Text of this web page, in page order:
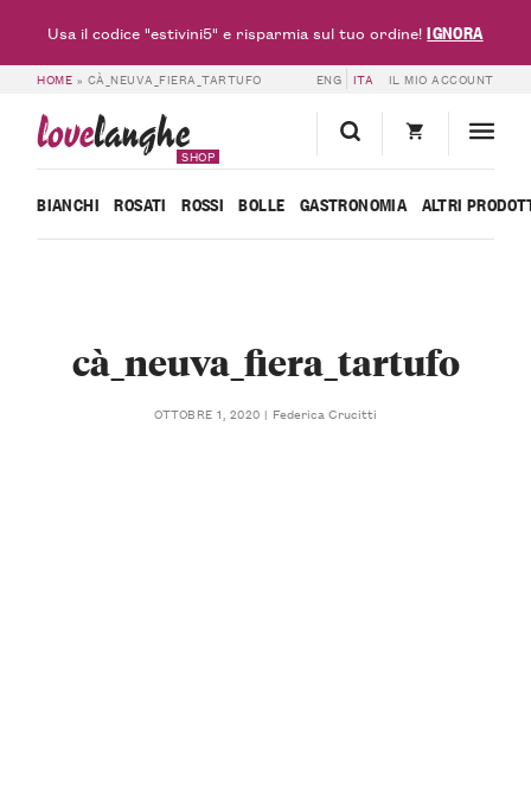
HOME » CÀ_NEUVA_FIERA_TARTUFO ENG ITA IL MIO ACCOUNT
lovelanghe
SHOP
BIANCHI ROSATI ROSSI BOLLE GASTRONOMIA ALTRI
cà_neuva_fiera_tartufo
OTTOBRE 1, 2020 Federica Crucitti
Usa il codice "estivini5" e risparmia sul tuo ordine!IGNORA